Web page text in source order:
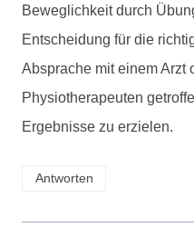
Beweglichkeit durch
Entscheidung für die
Absprache mit einem Arzt
Physiotherapeuten
Ergebnisse zu erzielen.
Antworten